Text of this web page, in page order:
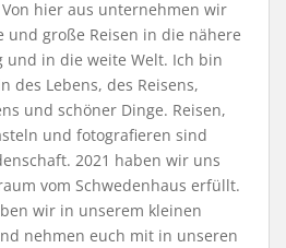
hier aus unternehmen wir
und große Reisen in die nähere
und in die weite Welt. Ich bin
des Lebens, des Reisens,
und schöner Dinge. Reisen,
und fotografieren sind
2021 haben wir uns
vom Schwedenhaus erfüllt.
wir in unserem kleinen
nehmen euch mit in unseren